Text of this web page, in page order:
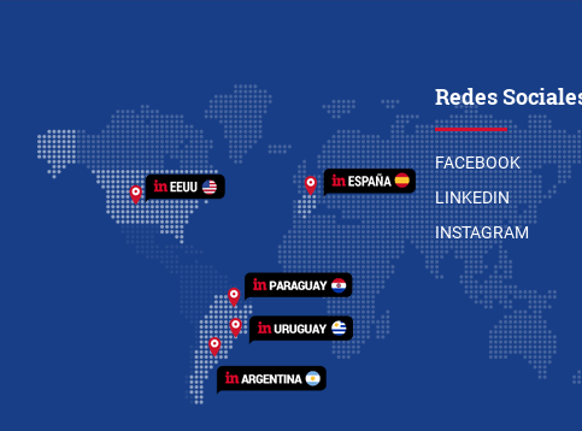
Redes
FACEBOOK
LINKEDIN
INSTAGRAM